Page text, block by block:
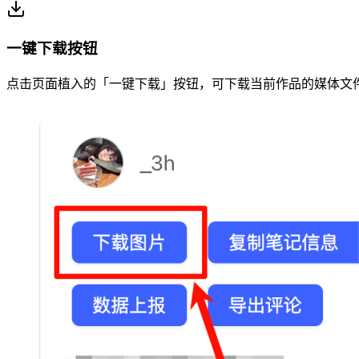
一键下载按钮
点击页面植入的「一键下载」按钮，可下载当前作品的媒体文